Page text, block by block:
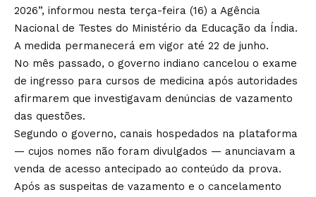
2026”, informou nesta terça-feira (16) a Agência
Nacional de Testes do Ministério da Educação da Índia.
A medida permanecerá em vigor até 22 de junho.
No mês passado, o governo indiano cancelou o exame
de ingresso para cursos de medicina após autoridades
afirmarem que investigavam denúncias de vazamento
das questões.
Segundo o governo, canais hospedados na plataforma
— cujos nomes não foram divulgados — anunciavam a
venda de acesso antecipado ao conteúdo da prova.
Após as suspeitas de vazamento e o cancelamento